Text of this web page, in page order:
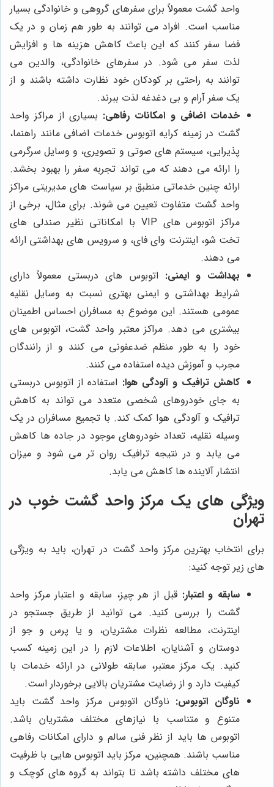
واحد گشت معمولاً برای سفرهای گروهی و خانوادگی بسیار
مناسب است. افراد می توانند به طور هم زمان و در یک
فضا سفر کنند که این باعث کاهش هزینه ها و افزایش
لذت سفر می شود. در سفرهای خانوادگی، والدین می
توانند به راحتی بر کودکان خود نظارت داشته باشند و از
یک سفر آرام و بی دغدغه لذت ببرند.
خدمات اضافی و امکانات رفاهی: بسیاری از مراکز واحد
گشت در زمینه کرایه اتوبوس خدمات اضافی مانند راهنما،
پذیرایی، سیستم های صوتی و تصویری، و وسایل سرگرمی
را ارائه می دهند که می تواند تجربه سفر را بهبود بخشد.
ارائه چنین خدماتی منطبق بر سیاست های مدیریتی مراکز
واحد گشت متفاوت تعیین می شوند. برای مثال، برخی از
مراکز اتوبوس های VIP با امکاناتی نظیر صندلی های
تخت شو، اینترنت وای فای، و سرویس های بهداشتی ارائه
می دهند.
بهداشت و ایمنی: اتوبوس های دربستی معمولاً دارای
شرایط بهداشتی و ایمنی بهتری نسبت به وسایل نقلیه
عمومی هستند. این موضوع به مسافران احساس اطمینان
بیشتری می دهد. مراکز معتبر واحد گشت، اتوبوس های
خود را به طور منظم ضدعفونی می کنند و از رانندگان
مجرب و آموزش دیده استفاده می کنند.
کاهش ترافیک و آلودگی هوا: استفاده از اتوبوس دربستی
به جای خودروهای شخصی متعدد می تواند به کاهش
ترافیک و آلودگی هوا کمک کند. با تجمیع مسافران در یک
وسیله نقلیه، تعداد خودروهای موجود در جاده ها کاهش
می یابد و در نتیجه ترافیک روان تر می شود و میزان
انتشار آلاینده ها کاهش می یابد.
ویژگی های یک مرکز واحد گشت خوب در
تهران
برای انتخاب بهترین مرکز واحد گشت در تهران، باید به ویژگی
های زیر توجه کنید:
سابقه و اعتبار: قبل از هر چیز، سابقه و اعتبار مرکز واحد
گشت را بررسی کنید. می توانید از طریق جستجو در
اینترنت، مطالعه نظرات مشتریان، و یا پرس و جو از
دوستان و آشنایان، اطلاعات لازم را در این زمینه کسب
کنید. یک مرکز معتبر، سابقه طولانی در ارائه خدمات با
کیفیت دارد و از رضایت مشتریان بالایی برخوردار است.
ناوگان اتوبوس: ناوگان اتوبوس مرکز واحد گشت باید
متنوع و متناسب با نیازهای مختلف مشتریان باشد.
اتوبوس ها باید از نظر فنی سالم و دارای امکانات رفاهی
مناسب باشند. همچنین، مرکز باید اتوبوس هایی با ظرفیت
های مختلف داشته باشد تا بتواند به گروه های کوچک و